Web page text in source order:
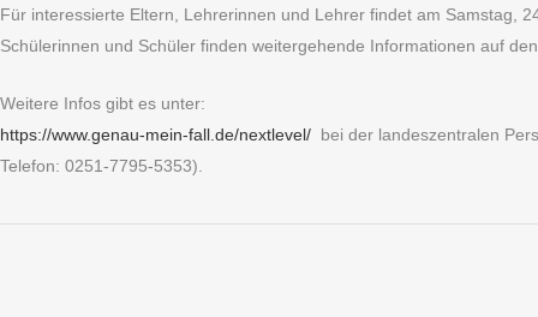
Für interessierte Eltern, Lehrerinnen und Lehrer findet am Samstag,
Schülerinnen und Schüler finden weitergehende Informationen auf
Weitere Infos gibt es unter:
https://www.genau-mein-fall.de/nextlevel/ bei der landeszentralen
Telefon: 0251-7795-5353).